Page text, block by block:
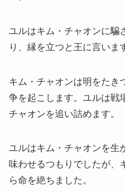
ユルはキム・チャオンに騙
り、縁を立つと王に言いま
キム・チャオンは明をたき
争を起こします。ユルは戦
チャオンを追い詰めます。
ユルはキム・チャオンを生
味わせるつもりでしたが、
ら命を絶ちました。